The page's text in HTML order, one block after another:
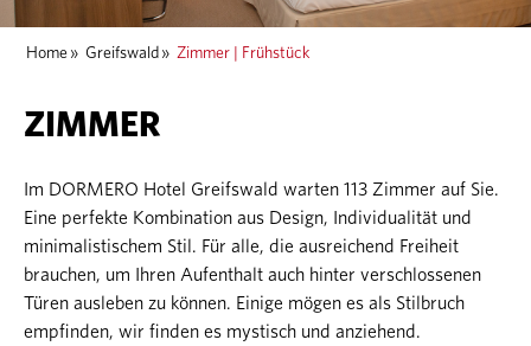
Home » Greifswald » Zimmer | Frühstück
ZIMMER
Im DORMERO Hotel Greifswald warten 113 Zimmer auf Sie.
Eine perfekte Kombination aus Design, Individualität und
minimalistischem Stil. Für alle, die ausreichend Freiheit
brauchen, um Ihren Aufenthalt auch hinter verschlossenen
Türen ausleben zu können. Einige mögen es als Stilbruch
empfinden, wir finden es mystisch und anziehend.